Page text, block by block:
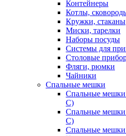
Контейнеры
Котлы,
Кружки, стаканы
Миски, тарелки
Наборы посуды
Системы для
Столовые
Фляги, рюмки
Чайники
Спальные мешки
Спальные мешки
С)
Спальные
С)
Спальные